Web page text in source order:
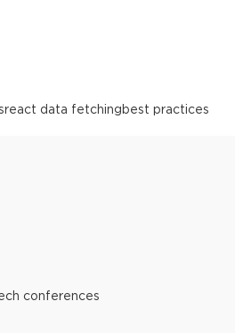
react data fetchingbest practices
conferences